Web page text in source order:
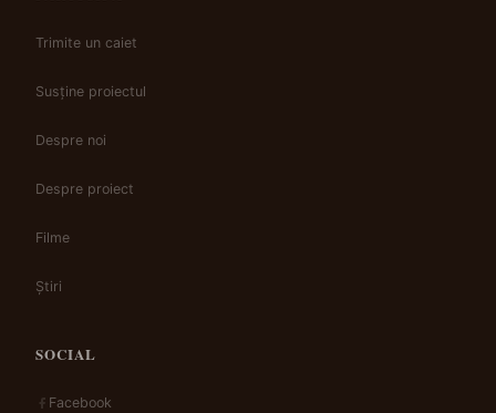
Trimite un caiet
Susține proiectul
Despre noi
Despre proiect
Filme
Știri
SOCIAL
Facebook